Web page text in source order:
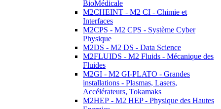
BioMédicale
M2CHEINT - M2 CI - Chimie et
Interfaces
M2CPS - M2 CPS - Système Cyber
Physique
M2DS - M2 DS - Data Science
M2FLUIDS - M2 Fluids - Mécanique des
Fluides
M2GI - M2 GI-PLATO - Grandes
installations - Plasmas, Lasers,
Accélérateurs, Tokamaks
M2HEP - M2 HEP - Physique des Hautes